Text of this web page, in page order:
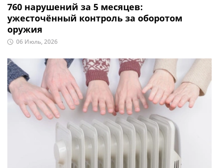
760 нарушений за 5 месяцев:
ужесточённый контроль за оборотом
оружия
06 Июль, 2026